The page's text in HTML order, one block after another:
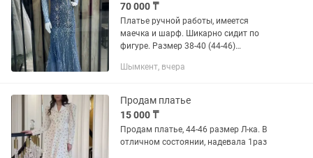
70 000 ₸
Платье ручной работы, имеется
маечка и шарф. Шикарно сидит по
фигуре. Размер 38-40 (44-46)
Шымкент, вчера
Продам платье
15 000 ₸
Продам платье, 44-46 размер Л-ка. В
отличном состоянии, надевала 1раз